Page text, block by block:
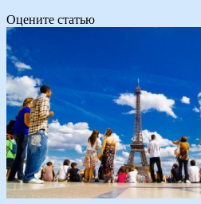
Оцените статью